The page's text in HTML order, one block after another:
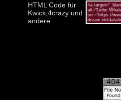
HTML Code für
Kwick,4crazy und
andere